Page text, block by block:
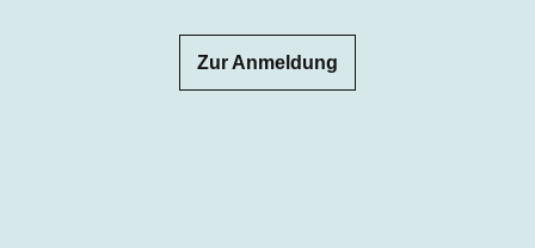
Zur Anmeldung